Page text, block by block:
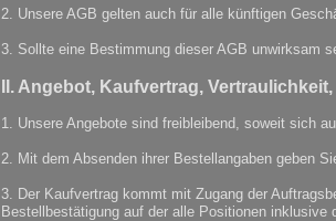
2. Unsere AGB gelten auch für alle künftigen
3. Sollte eine Bestimmung dieser AGB unwirksam
II. Angebot, Kaufvertrag,
1. Unsere Angebote sind freibleibend, soweit sich
2. Mit dem Absenden ihrer Bestellangaben geben
3. Der Kaufvertrag kommt mit Zugang der
Bestellbestätigung auf der alle Positionen inklusive